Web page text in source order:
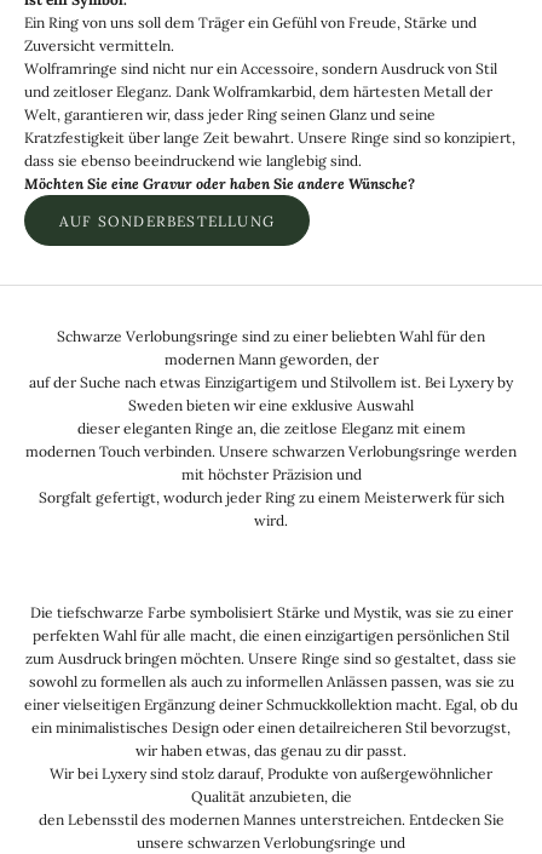
Ein Ring von uns soll dem Träger ein Gefühl von Freude, Stärke und
Zuversicht vermitteln.
Wolframringe sind nicht nur ein Accessoire, sondern Ausdruck von Stil
und zeitloser Eleganz. Dank Wolframkarbid, dem härtesten Metall der
Welt, garantieren wir, dass jeder Ring seinen Glanz und seine
Kratzfestigkeit über lange Zeit bewahrt. Unsere Ringe sind so konzipiert,
dass sie ebenso beeindruckend wie langlebig sind.
Möchten Sie eine Gravur oder haben Sie andere Wünsche?
AUF SONDERBESTELLUNG
Schwarze Verlobungsringe sind zu einer beliebten Wahl für den
modernen Mann geworden, der
auf der Suche nach etwas Einzigartigem und Stilvollem ist. Bei Lyxery by
Sweden bieten wir eine exklusive Auswahl
dieser eleganten Ringe an, die zeitlose Eleganz mit einem
modernen Touch verbinden. Unsere schwarzen Verlobungsringe werden
mit höchster Präzision und
Sorgfalt gefertigt, wodurch jeder Ring zu einem Meisterwerk für sich
wird.
Die tiefschwarze Farbe symbolisiert Stärke und Mystik, was sie zu einer
perfekten Wahl für alle macht, die einen einzigartigen persönlichen Stil
zum Ausdruck bringen möchten. Unsere Ringe sind so gestaltet, dass sie
sowohl zu formellen als auch zu informellen Anlässen passen, was sie zu
einer vielseitigen Ergänzung deiner Schmuckkollektion macht. Egal, ob du
ein minimalistisches Design oder einen detailreicheren Stil bevorzugst,
wir haben etwas, das genau zu dir passt.
Wir bei Lyxery sind stolz darauf, Produkte von außergewöhnlicher
Qualität anzubieten, die
den Lebensstil des modernen Mannes unterstreichen. Entdecken Sie
unsere schwarzen Verlobungsringe und